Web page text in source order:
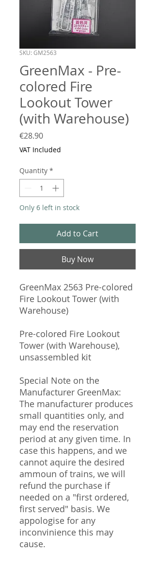
SKU: GM2563
GreenMax - Pre-
colored Fire
Lookout Tower
(with Warehouse)
€28.90Price
VAT Included
Quantity *
Only 6 left in stock
Add to Cart
Buy Now
GreenMax 2563 Pre-colored
Fire Lookout Tower (with
Warehouse)
Pre-colored Fire Lookout
Tower (with Warehouse),
unsassembled kit
Special Note on the
Manufacturer GreenMax:
The manufacturer produces
small quantities only, and
may end the reservation
period at any given time. In
case this happens, and we
cannot aquire the desired
ammoun of trains, we will
refund the purchase if
needed on a "first ordered,
first served" basis. We
appologise for any
inconvinience this may
cause.